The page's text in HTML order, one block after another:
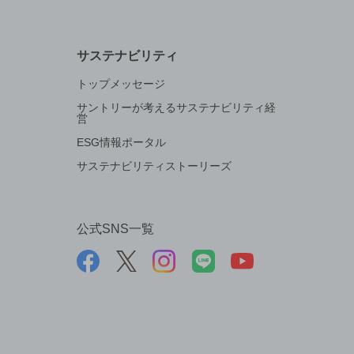
サステナビリティ
トップメッセージ
サントリーが考えるサステナビリティ経
営
ESG情報ポータル
サステナビリティストーリーズ
公式SNS一覧